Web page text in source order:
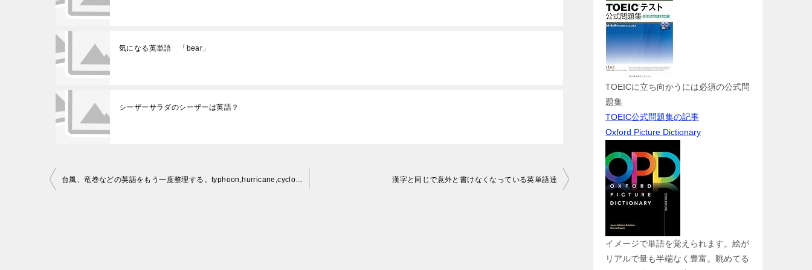
気になる英単語 「bear」
シーザーサラダのシーザーは英語？
投
台風、竜巻などの英語をもう一度整理する。typhoon,hurricane,cyclone,tornade,supercell 漢字と同じで意外と書けなくなっている英単語達
TOEICに立ち向かうには必須の公式問
題集
TOEIC公式問題集の記事
Oxford Picture Dictionary
イメージで単語を覚えられます。絵が
リアルで量も半端なく豊富。眺めてる